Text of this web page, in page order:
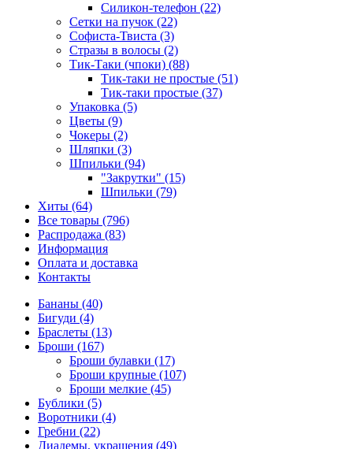
Силикон-телефон (22)
Сетки на пучок (22)
Софиста-Твиста (3)
Стразы в волосы (2)
Тик-Таки (чпоки) (88)
Тик-таки не простые (51)
Тик-таки простые (37)
Упаковка (5)
Цветы (9)
Чокеры (2)
Шляпки (3)
Шпильки (94)
"Закрутки" (15)
Шпильки (79)
Хиты (64)
Все товары (796)
Распродажа (83)
Информация
Оплата и доставка
Контакты
Бананы (40)
Бигуди (4)
Браслеты (13)
Броши (167)
Броши булавки (17)
Броши крупные (107)
Броши мелкие (45)
Бублики (5)
Воротники (4)
Гребни (22)
Диадемы, украшения (49)